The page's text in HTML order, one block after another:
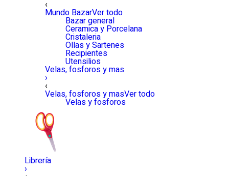
‹
Mundo BazarVer todo
Bazar general
Ceramica y Porcelana
Cristaleria
Ollas y Sartenes
Recipientes
Utensilios
Velas, fosforos y mas
›
‹
Velas, fosforos y masVer todo
Velas y fosforos
Librería
›